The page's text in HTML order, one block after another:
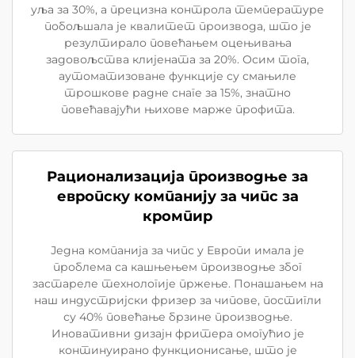
уља за 30%, а прецизна контрола температуре
побољшала је квалитет производа, што је
резултирало повећањем оцењивања
задовољства клијената за 20%. Осим тога,
аутоматизоване функције су смањиле
трошкове радне снаге за 15%, знатно
повећавајући њихове марже профита.
Рационализација производње за
европску компанију за чипс за
кромпир
Једна компанија за чипс у Европи имала је
проблема са кашњењем производње због
застареле технологије пржење. Понашањем на
наш индустријски фризер за чипове, постигли
су 40% повећање брзине производње.
Иновативни дизајн фритера омогућио је
континуирано функционисање, што је